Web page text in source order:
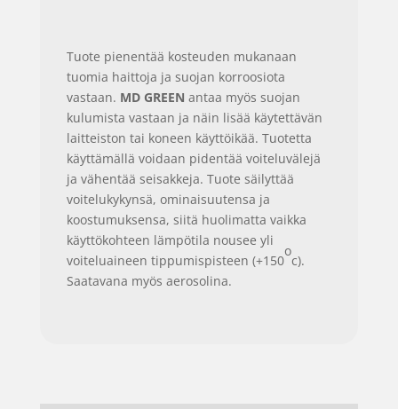
Tuote pienentää kosteuden mukanaan
tuomia haittoja ja suojan korroosiota
vastaan. MD GREEN antaa myös suojan
kulumista vastaan ja näin lisää käytettävän
laitteiston tai koneen käyttöikää. Tuotetta
käyttämällä voidaan pidentää voiteluvälejä
ja vähentää seisakkeja. Tuote säilyttää
voitelukykynsä, ominaisuutensa ja
koostumuksensa, siitä huolimatta vaikka
käyttökohteen lämpötila nousee yli
voiteluaineen tippumispisteen (+150
o
c).
Saatavana myös aerosolina.